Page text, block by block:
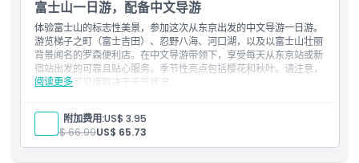
富士山一日游，配备中文导游
体验富士山的标志性美景，参加这次从东京出发的中文导游一日游。
游览梯子之町（富士吉田）、忍野八海、河口湖，以及以富士山壮丽
背景闻名的罗森便利店。在中文导游带领下，享受每天从东京站或新
宿站出发的可靠且贴心服务。季节性亮点包括樱花和秋叶。请注意，
富士山的可见度取决于天气状况。
阅读更多
景点门票
中文/日语导游
往返接送至集合地点
每人：附加费用:US$ 3.95
人:US$ 66.99US$ 65.73